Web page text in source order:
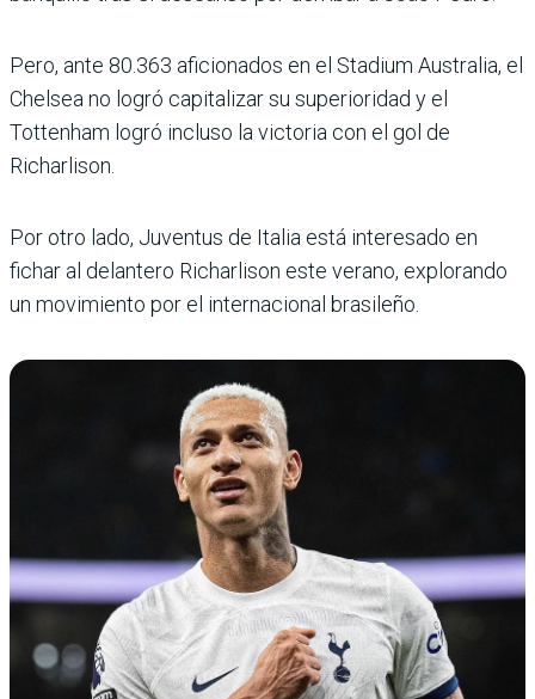
Pero, ante 80.363 aficionados en el Stadium Australia, el
Chelsea no logró capitalizar su superioridad y el
Tottenham logró incluso la victoria con el gol de
Richarlison.
Por otro lado, Juventus de Italia está interesado en
fichar al delantero Richarlison este verano, explorando
un movimiento por el internacional brasileño.